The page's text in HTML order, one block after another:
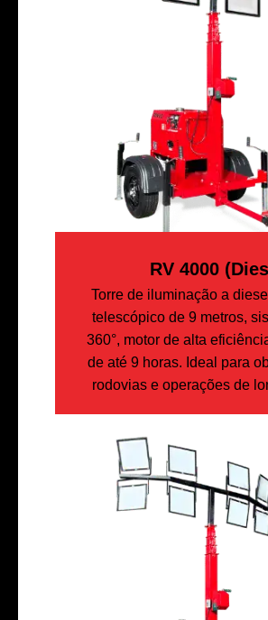
RV 4000
Torre de iluminação a
telescópico de 9 metros,
360°, motor de alta
de até 9 horas. Ideal para
rodovias e operações de